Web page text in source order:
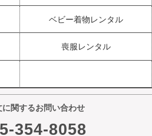
ベビー着物レンタル
喪服レンタル
に関するお問い合わせ
354-8058